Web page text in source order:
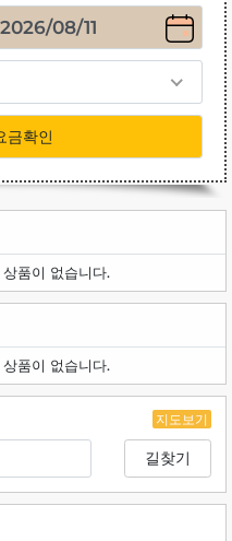
금확인
품이 없습니다.
품이 없습니다.
지도보기
길찾기